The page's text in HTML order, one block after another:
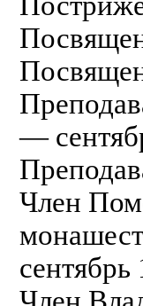
—
Член
сентябрь